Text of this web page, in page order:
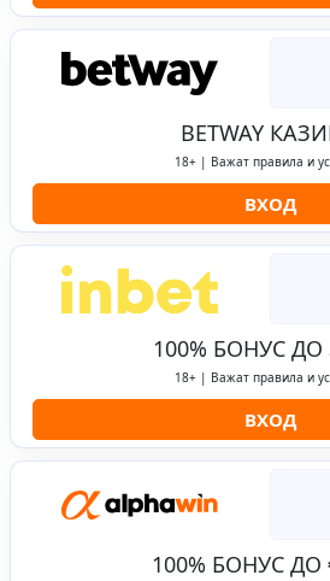
BETWAY
18+ | Важат правила и
ВХОД
100% БОНУС ДО
18+ | Важат правила и
ВХОД
100% БОНУС ДО